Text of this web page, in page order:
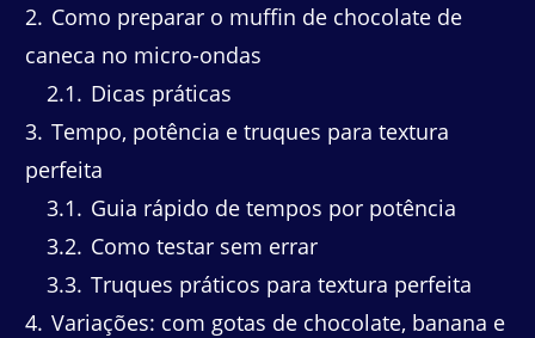
2 Como preparar o muffin de chocolate de
caneca no micro-ondas
2.1
Dicas práticas
3 Tempo, potência e truques para textura
perfeita
3.1
Guia rápido de tempos por potência
3.2 Como testar sem errar
3.3 Truques práticos para textura perfeita
4 Variações: com gotas de chocolate, banana e